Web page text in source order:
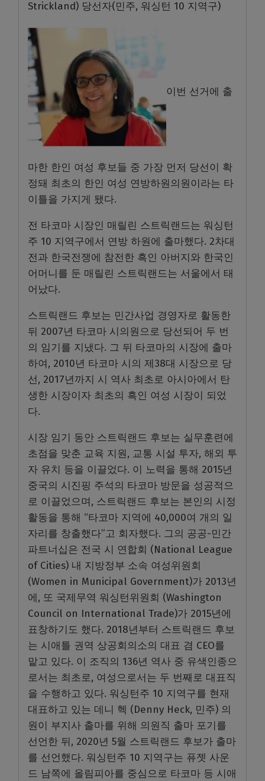
Strickland) 당선자(민주, 워싱턴 10 지역구)
이번 선거에 출
마한 한인 여성 후보들 중 가장 먼저 당선이 확
정돼 최초의 한인 여성 연방하원의원이라는 타
이틀을 가지게 됐다.
전 타코마 시장인 매릴린 스트릭랜드는 워싱턴
주 10 지역구에서 연방 하원에 출마했다. 2차대
전과 한국전쟁에 참전한 흑인 아버지와 한국인
어머니를 둔 매릴린 스트릭랜드는 서울에서 태
어났다.
스트릭랜드 후보는 민간사업 경영자로 활동한
뒤 2007년 타코마 시의원으로 당선되어 두 번
의 임기를 지냈다. 그 뒤 타코마의 시장에 출마
하여, 2010년 타코마 시의 제38대 시장으로 당
선, 2017년까지 시 역사 최초로 아시아에서 탄
생한 시장이자 최초의 흑인 여성 시장이 되었
다.
시장 임기 동안 스트릭랜드 후보는 실무훈련에
초점을 맞춘 교육 지원, 교통 시설 투자, 해외 투
자 유치 등을 이끌었다. 이 노력을 통해 2015년
중국의 시진핑 주석의 타코마 방문을 성공적으
로 이끌었으며, 스트릭랜드 후보는 본인의 시정
활동을 통해 “타코마 지역에 40,000여 개의 일
자리를 창출했다”고 회자했다. 그의 공공-민간
파트너십은 전국 시 연합회 (National League
of Cities) 내 지방정부 소속 여성위원회
(Women in Municipal Government)가 2013년
에, 또 국제무역 워싱턴위원회 (Washington
Council on International Trade)가 2015년에
표창하기도 했다. 2018년부터 스트릭랜드 후보
는 시애틀 권역 상공회의소의 대표 겸 CEO를
맡고 있다. 이 조직의 136년 역사 중 유색인종으
로서는 최초로, 여성으로서는 두 번째로 대표직
을 수행하고 있다. 워싱턴주 10 지역구를 현재
대표하고 있는 데니 헥 (Denny Heck, 민주) 의
원이 부지사 출마를 위해 의원직 출마 포기를
선언한 뒤, 2020년 5월 스트릭랜드 후보가 출마
를 선언했다. 워싱턴주 10 지역구는 퓨젯 사운
드 남쪽에 올림피아를 중심으로 타코마 등 시애